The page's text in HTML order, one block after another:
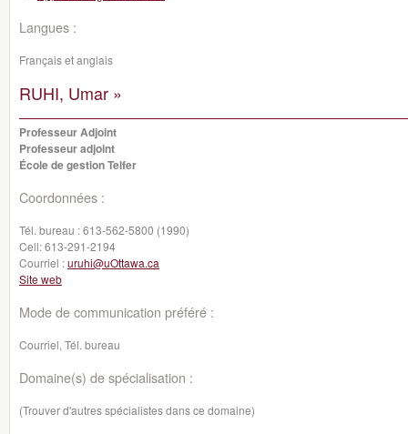
Langues :
Français et anglais
RUHI, Umar »
Professeur Adjoint
Professeur adjoint
École de gestion Telfer
Coordonnées :
Tél. bureau :613-562-5800 (1990)
Cell:613-291-2194
Courriel :uruhi@uOttawa.ca
Site web
Mode de communication préféré :
Courriel, Tél. bureau
Domaine(s) de spécialisation :
(Trouver d'autres spécialistes dans ce domaine)